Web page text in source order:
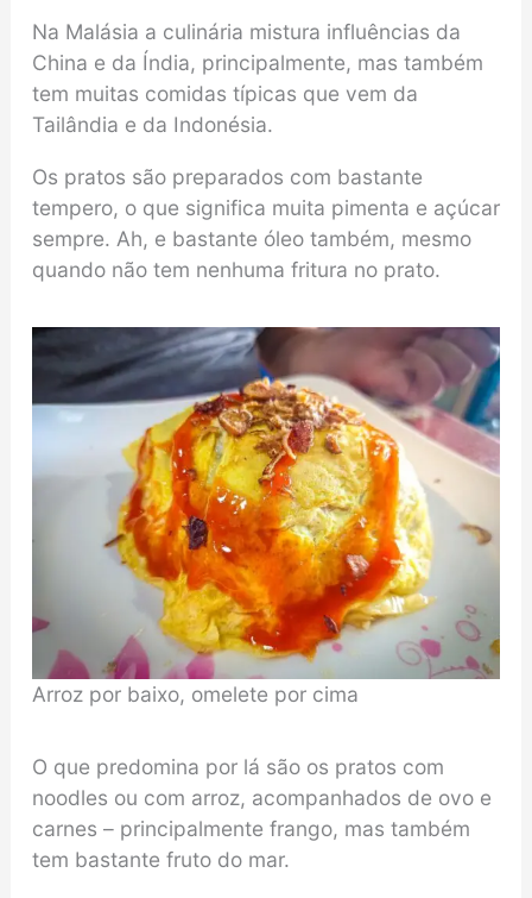
Na Malásia a culinária mistura influências da
China e da Índia, principalmente, mas também
tem muitas comidas típicas que vem da
Tailândia e da Indonésia.
Os pratos são preparados com bastante
tempero, o que significa muita pimenta e açúcar
sempre. Ah, e bastante óleo também, mesmo
quando não tem nenhuma fritura no prato.
Arroz por baixo, omelete por cima
O que predomina por lá são os pratos com
noodles ou com arroz, acompanhados de ovo e
carnes – principalmente frango, mas também
tem bastante fruto do mar.